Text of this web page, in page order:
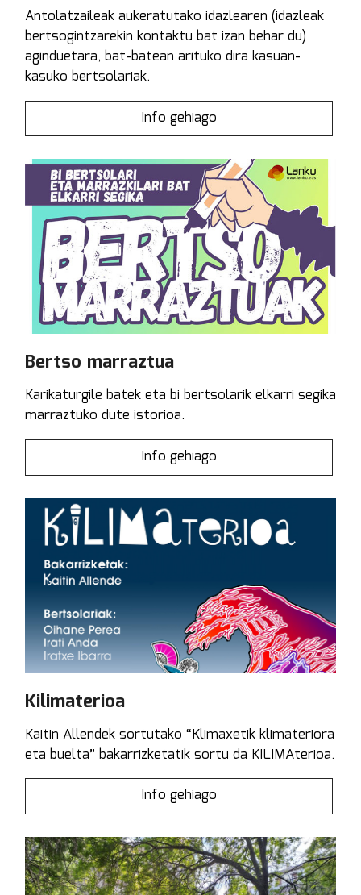
Antolatzaileak aukeratutako idazlearen (idazleak
bertsogintzarekin kontaktu bat izan behar du)
aginduetara, bat-batean arituko dira kasuan-
kasuko bertsolariak.
Info gehiago
Bertso marraztua
Karikaturgile batek eta bi bertsolarik elkarri segika
marraztuko dute istorioa.
Info gehiago
Kilimaterioa
Kaitin Allendek sortutako “Klimaxetik klimateriora
eta buelta” bakarrizketatik sortu da KILIMAterioa.
Info gehiago